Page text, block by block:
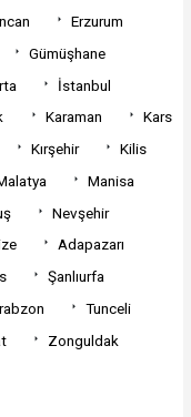
Erzurum
Gümüşhane
İstanbul
Karaman
Kars
Kırşehir
Kilis
Manisa
Nevşehir
Adapazarı
Şanlıurfa
Tunceli
Zonguldak